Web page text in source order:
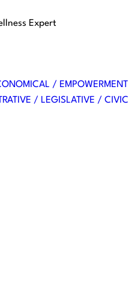
Expert
/
/ LEGISLATIVE /